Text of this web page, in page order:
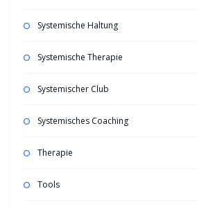
Systemische Haltung
Systemische Therapie
Systemischer Club
Systemisches Coaching
Therapie
Tools